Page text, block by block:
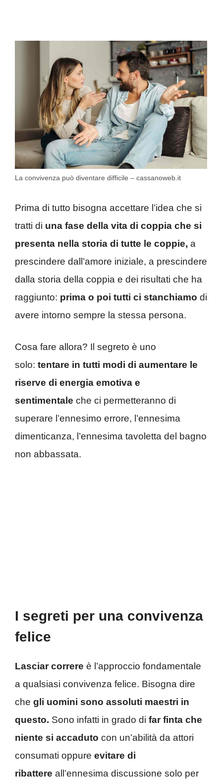
La convivenza può diventare difficile – cassanoweb.it
Prima di tutto bisogna accettare l’idea che si
tratti di una fase della vita di coppia che si
presenta nella storia di tutte le coppie, a
prescindere dall’amore iniziale, a prescindere
dalla storia della coppia e dei risultati che ha
raggiunto: prima o poi tutti ci stanchiamo di
avere intorno sempre la stessa persona.
Cosa fare allora? Il segreto è uno
solo: tentare in tutti modi di aumentare le
riserve di energia emotiva e
sentimentale che ci permetteranno di
superare l’ennesimo errore, l’ennesima
dimenticanza, l’ennesima tavoletta del bagno
non abbassata.
I segreti per una convivenza
felice
Lasciar correre è l’approccio fondamentale
a qualsiasi convivenza felice. Bisogna dire
che gli uomini sono assoluti maestri in
questo. Sono infatti in grado di far finta che
niente si accaduto con un’abilità da attori
consumati oppure evitare di
ribattere all’ennesima discussione solo per